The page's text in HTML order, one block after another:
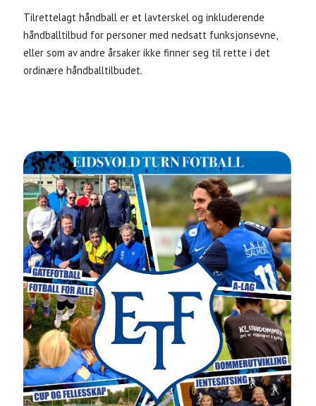
Tilrettelagt håndball er et lavterskel og inkluderende
håndballtilbud for personer med nedsatt funksjonsevne,
eller som av andre årsaker ikke finner seg til rette i det
ordinære håndballtilbudet.